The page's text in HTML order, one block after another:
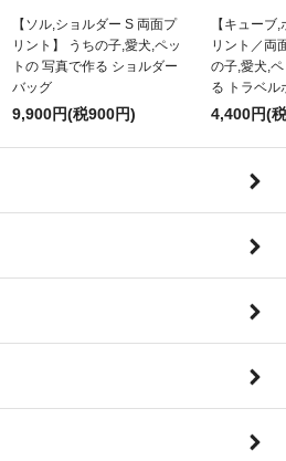
【ソル,ショルダー S 両面プ
リント】 うちの子,愛犬,ペッ
トの 写真で作る ショルダー
バッグ
9,900円(税900円)
【キューブ
リント／両
の子,愛犬,
る トラベル
4,400円(